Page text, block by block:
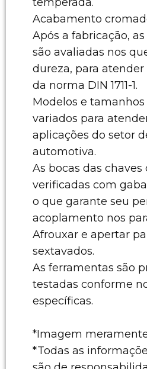
Acabamento
Após a fabricação,
são avaliadas nos
dureza, para
da norma DIN 1711-1.
Modelos e
variados para
aplicações do setor
automotiva.
As bocas das chaves
verificadas com
o que garante seu
acoplamento nos
Afrouxar e apertar
sextavados.
As ferramentas são
testadas conforme
específicas.
*Imagem
*Todas as